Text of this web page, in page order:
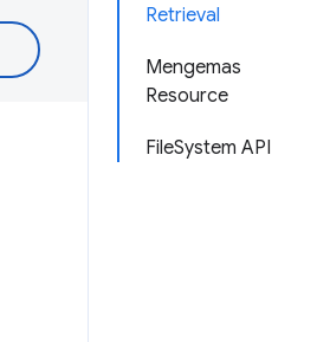
Retrieval
Mengemas
Resource
FileSystem API